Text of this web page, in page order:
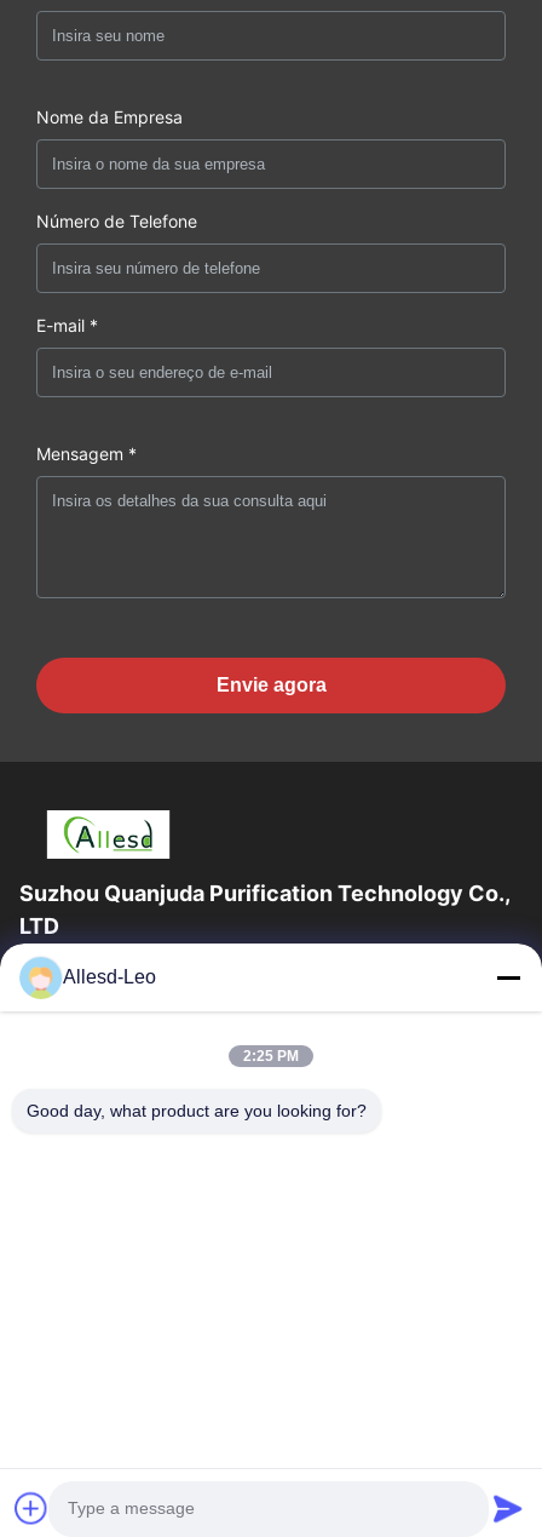
Nome da Empresa
Número de Telefone
E-mail *
Mensagem *
Envie agora
Suzhou Quanjuda Purification Technology Co.,
LTD
a experiência 16years, como um fabricante e um exportador
principais de ESD & produtos da sala de limpeza, nós
Casa
Produtos
Allesd-Leo
2:25 PM
Good day, what product are you looking for?